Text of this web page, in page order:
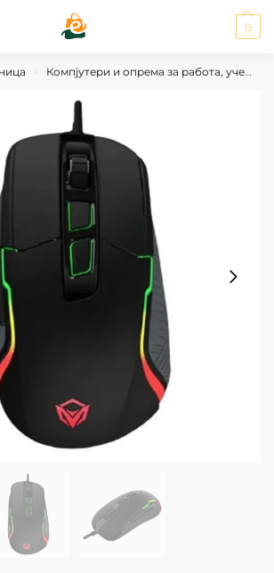
0
› Компјутери и опрема за работа, учење и гејминг